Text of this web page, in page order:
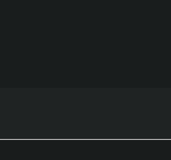
”的含义见第5.1.3条；